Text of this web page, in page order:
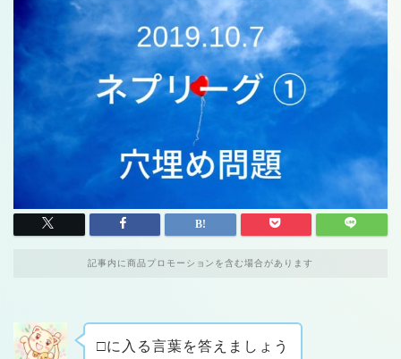
記事内に商品プロモーションを含む場合があります
□に入る言葉を答えましょう